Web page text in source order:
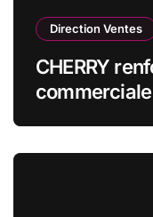
Direction Ventes
CHERRY